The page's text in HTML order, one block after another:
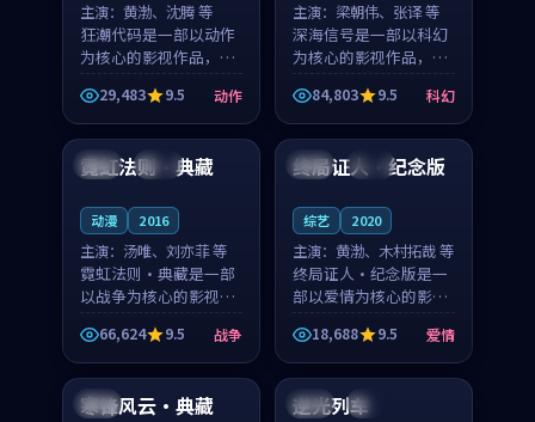
主演： 黄渤、沈腾 等
狂潮代码是一部以动作
为核心的影视作品，围
绕危机、反转与人物成
长展开，整体节奏紧
凑，值得推荐观看。
29,483 9.5 动作
主演： 梁朝伟、张译 等
深海信号是一部以科幻
为核心的影视作品，围
绕危机、反转与人物成
长展开，整体节奏紧
凑，值得推荐观看。
84,803 9.5 科幻
美国 独播
霓虹法则·典藏
动漫 2016
主演： 汤唯、刘亦菲 等
霓虹法则·典藏是一部
以战争为核心的影视作
品，围绕危机、反转与
人物成长展开，整体节
奏紧凑，值得推荐观
看。
66,624 9.5 战争
韩国 热播
终局证人·纪念版
综艺 2020
主演： 黄渤、木村拓哉 等
终局证人·纪念版是一
部以爱情为核心的影视
作品，围绕危机、反转
与人物成长展开，整体
节奏紧凑，值得推荐观
看。
18,688 9.5 爱情
韩国
寒锋风云·典藏 法国 完结
逆光列车